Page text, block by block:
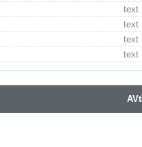
text
text
text
text